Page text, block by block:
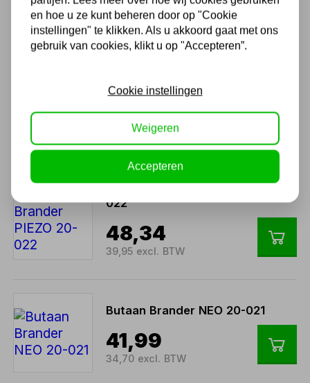
2,79 excl. BTW
Powerjet 253511
131,89
109,00 excl. BTW
022
48,34
39,95 excl. BTW
Butaan Brander NEO 20-021
41,99
34,70 excl. BTW
en hoe u ze kunt beheren door op "Cookie
instellingen" te klikken. Als u akkoord gaat met ons
gebruik van cookies, klikt u op "Accepteren”.
Cookie instellingen
Weigeren
Accepteren